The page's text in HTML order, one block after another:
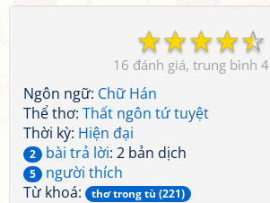
☆
☆
☆
☆
☆
16
Ngôn ngữ: Chữ Hán
Thể thơ: Thất ngôn tứ tuyệt
Thời kỳ: Hiện đại
2 bài trả lời: 2 bản dịch
5
người thích
Từ khoá:
thơ trong tù (221)